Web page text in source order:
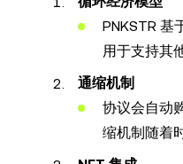
PNKSTR 基
用于支持其
通缩机制
协议会自动
缩机制随着